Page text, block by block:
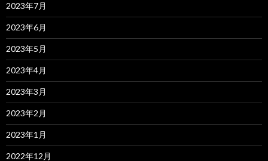
2023年7月
2023年6月
2023年5月
2023年4月
2023年3月
2023年2月
2023年1月
2022年12月